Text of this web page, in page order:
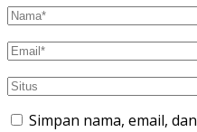
Simpan nama, email,